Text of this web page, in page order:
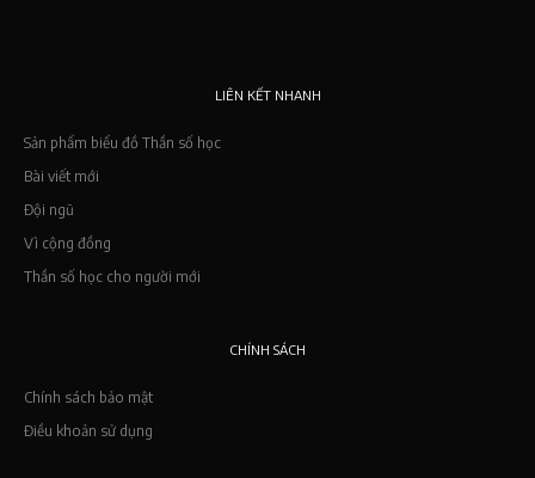
LIÊN KẾT NHANH
Sản phẩm biểu đồ Thần số học
Bài viết mới
Đội ngũ
Vì cộng đồng
Thần số học cho người mới
CHÍNH SÁCH
Chính sách bảo mật
Điều khoản sử dụng